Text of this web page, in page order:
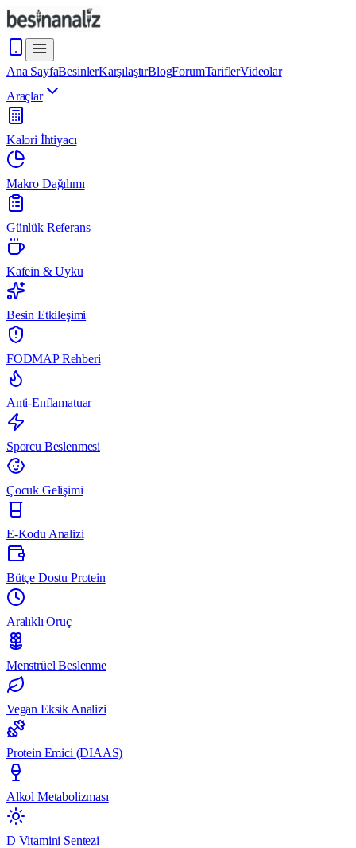
Ana SayfaBesinlerKarşılaştırBlogForumTariflerVideolar
Araçlar
Kalori İhtiyacı
Makro Dağılımı
Günlük Referans
Kafein & Uyku
Besin Etkileşimi
FODMAP Rehberi
Anti-Enflamatuar
Sporcu Beslenmesi
Çocuk Gelişimi
E-Kodu Analizi
Bütçe Dostu Protein
Aralıklı Oruç
Menstrüel Beslenme
Vegan Eksik Analizi
Protein Emici (DIAAS)
Alkol Metabolizması
D Vitamini Sentezi